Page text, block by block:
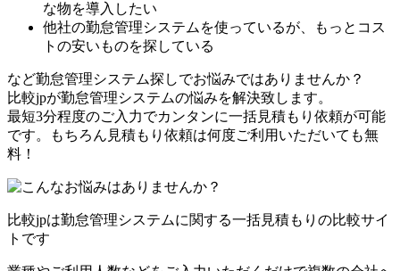
な物を導入したい
他社の勤怠管理システムを使っているが、もっとコス
トの安いものを探している
など勤怠管理システム探しでお悩みではありませんか？
比較jpが勤怠管理システムの悩みを解決致します。
最短3分程度のご入力でカンタンに一括見積もり依頼が可能
です。もちろん見積もり依頼は何度ご利用いただいても無
料！
比較jpは勤怠管理システムに関する一括見積もりの比較サイ
トです